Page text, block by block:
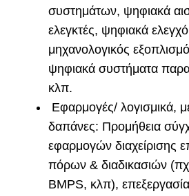
συστημάτων, ψηφιακά
ελεγκτές, ψηφιακά
μηχανολογικός
ψηφιακά συστήματα
κλπ.
Εφαρμογές/ λογισμικά, με
δαπάνες: Προμήθεια
εφαρμογών διαχείρισης
πόρων & διαδικασιών
ΒΜPS, κλπ),